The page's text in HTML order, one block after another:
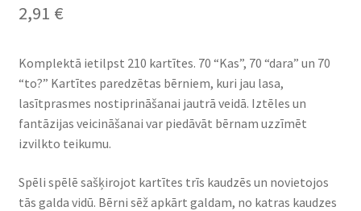
2,91 €
Komplektā ietilpst 210 kartītes. 70 “Kas”, 70 “dara” un 70
“to?” Kartītes paredzētas bērniem, kuri jau lasa,
lasītprasmes nostiprināšanai jautrā veidā. Iztēles un
fantāzijas veicināšanai var piedāvāt bērnam uzzīmēt
izvilkto teikumu.
Spēli spēlē sašķirojot kartītes trīs kaudzēs un novietojos
tās galda vidū. Bērni sēž apkārt galdam, no katras kaudzes